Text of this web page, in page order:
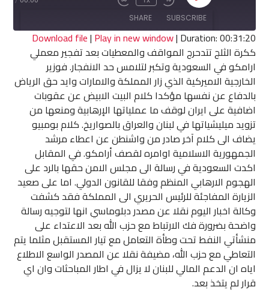
Episode
Rewind
10
Seconds
Fast
seconds
SUBSCRIBE
SHARE
RSS FEED
SHARE
LINK
EMBED
Download file| Play in new window| Duration: 00:31:20
ككرة الثلج تتدحرج المواقف والمعطيات بعد تفجير معملي
ارامكو في السعودية وتكبر لتلامس حد الانفجار. فوزير
الخارجية الاميركية الذي زار المملكة والامارات وايد حق الرياض
بالدفاع عن نفسها مؤكدا كلام البيت الابيض عن عقوبات
اضافية على ايران لوقف ما عملياتها الإرهابية ومنعها من
تزويد ميليشياتها في لبنان والعراق بالصواريخ. كلام بومبيو
يضاف الى كلام آخر صادر من واشنطن عن اعطاء مرشد
الجمهورية الاسلامية اوامره لقصف أرامكو. في المقابل
اكدت السعودية في رسالة الى مجلس الامن حقها بالرد على
الهجوم الارهابي المنظم وفقا للقانون الدولي. اما على صعيد
الزيارة المفاجئة للرئيس الحريري الى المملكة فقد كشفت
وكالة اخبار اليوم نقلا عن مصدر دبلوماسي انها لتوجيه رسالة
واضحة بضرورة فك الارتباط مع حزب الله بعد الاعتداء على
منشأتي النفط تحت وطأة التعامل مع تيار المستقبل مثلما يتم
التعاطي مع حزب الله، مضيفة نقلا عن المصدر الواسع الاطلاع
اياه ان الدعم المالي للبنان لا يزال في اطار المباحثات وان اي
قرار لم يتخذ بعد.